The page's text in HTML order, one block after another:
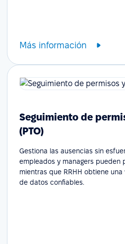
Más información
Seguimiento de
(PTO)
Gestiona las ausencias sin
empleados y managers pueden
mientras que RRHH obtiene
de datos confiables.